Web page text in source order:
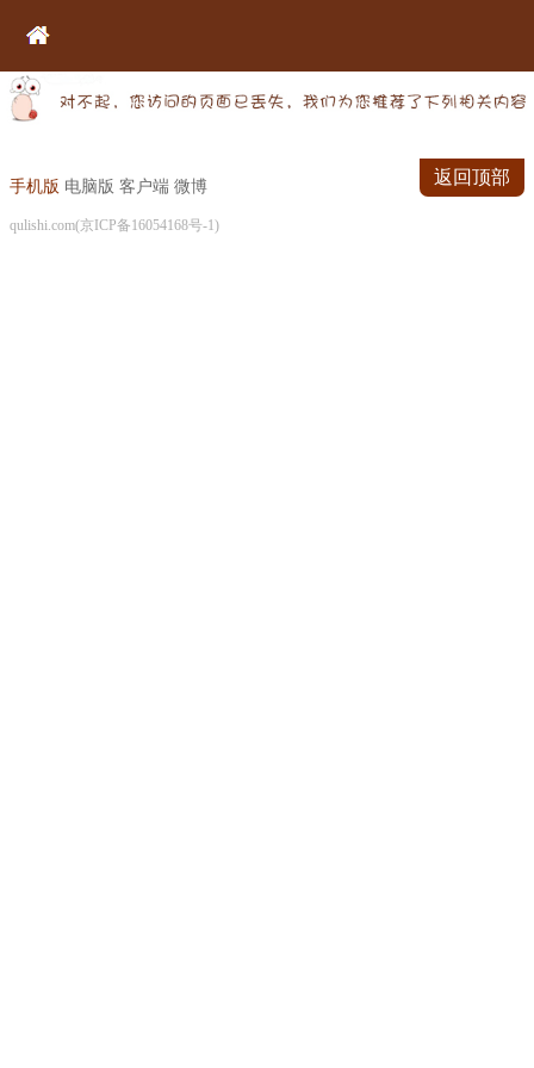
手机版 电脑版 客户端 微博
qulishi.com(京ICP备16054168号-1)
返回顶部